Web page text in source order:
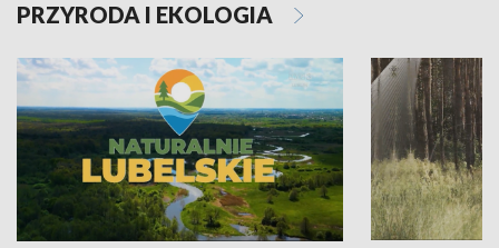
PRZYRODA I EKOLOGIA